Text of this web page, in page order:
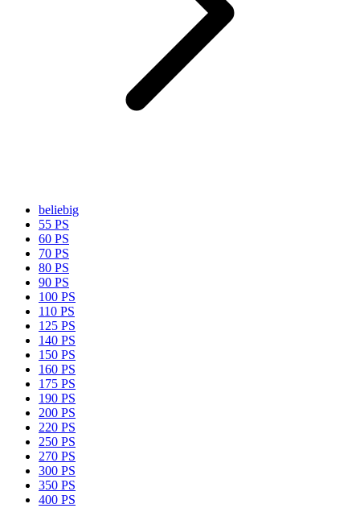
beliebig
55 PS
60 PS
70 PS
80 PS
90 PS
100 PS
110 PS
125 PS
140 PS
150 PS
160 PS
175 PS
190 PS
200 PS
220 PS
250 PS
270 PS
300 PS
350 PS
400 PS